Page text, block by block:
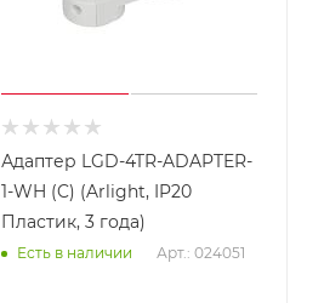
Адаптер LGD-4TR-ADAPTER-
1-WH (C) (Arlight, IP20
Пластик, 3 года)
Есть в наличии Арт.: 024051